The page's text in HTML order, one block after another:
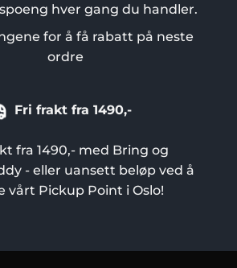
hver gang du handler.
for å få rabatt på neste
ordre
Fri frakt fra 1490,-
fra 1490,- med Bring og
- eller uansett beløp ved å
vårt Pickup Point i Oslo!